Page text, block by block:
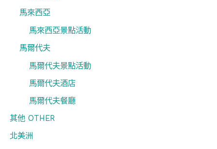
馬來西亞
馬來西亞景點活動
馬爾代夫
馬爾代夫景點活動
馬爾代夫酒店
馬爾代夫餐廳
其他 OTHER
北美洲